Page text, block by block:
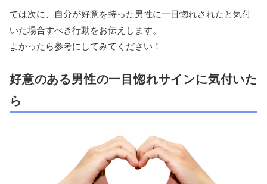
では次に、自分が好意を持った男性に一目惚れされたと気付
いた場合すべき行動をお伝えします。
よかったら参考にしてみてください！
好意のある男性の一目惚れサインに気付いた
ら